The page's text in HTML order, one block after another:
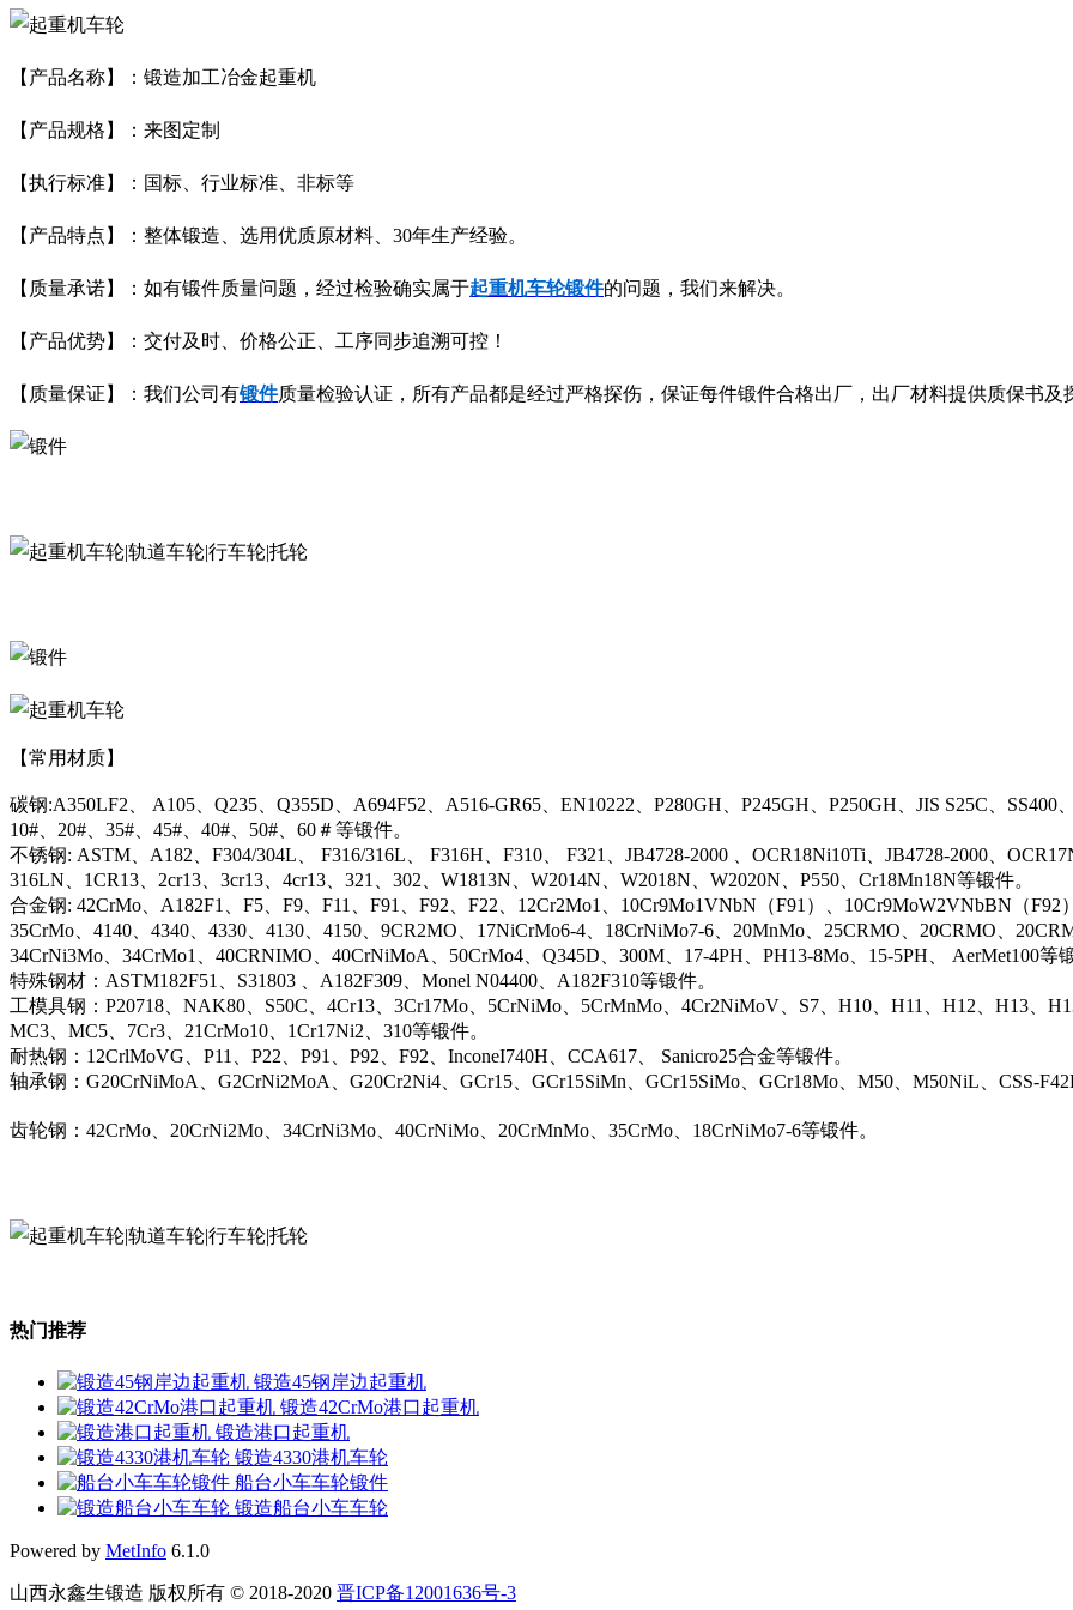
【产品名称】：锻造加工冶金起重机
【产品规格】：来图定制
【执行标准】：国标、行业标准、非标等
【产品特点】：整体锻造、选用优质原材料、30年生产经验。
【质量承诺】：如有锻件质量问题，经过检验确实属于起重机车轮锻件的问题，我们来解决。
【产品优势】：交付及时、价格公正、工序同步追溯可控！
【质量保证】：我们公司有锻件质量检验认证，所有产品都是经过严格探伤，保证每件锻件合格出厂，出厂材料提供质保书及
【常用材质】
碳钢:A350LF2、 A105、Q235、Q355D、A694F52、A516-GR65、EN10222、P280GH、P245GH、P250GH、JIS S25C、SS400
10#、20#、35#、45#、40#、50#、60＃等锻件。
不锈钢: ASTM、A182、F304/304L、 F316/316L、 F316H、F310、 F321、JB4728-2000 、OCR18Ni10Ti、JB4728-2000、
316LN、1CR13、2cr13、3cr13、4cr13、321、302、W1813N、W2014N、W2018N、W2020N、P550、Cr18Mn18N等锻件。
合金钢: 42CrMo、A182F1、F5、F9、F11、F91、F92、F22、12Cr2Mo1、10Cr9Mo1VNbN（F91）、10Cr9MoW2VNbBN（F92
35CrMo、4140、4340、4330、4130、4150、9CR2MO、17NiCrMo6-4、18CrNiMo7-6、20MnMo、25CRMO、20CRMO、
34CrNi3Mo、34CrMo1、40CRNIMO、40CrNiMoA、50CrMo4、Q345D、300M、17-4PH、PH13-8Mo、15-5PH、 AerMet100等
特殊钢材：ASTM182F51、S31803 、A182F309、Monel N04400、A182F310等锻件。
工模具钢：P20718、NAK80、S50C、4Cr13、3Cr17Mo、5CrNiMo、5CrMnMo、4Cr2NiMoV、S7、H10、H11、H12、H13、
MC3、MC5、7Cr3、21CrMo10、1Cr17Ni2、310等锻件。
耐热钢：12CrlMoVG、P11、P22、P91、P92、F92、InconeI740H、CCA617、 Sanicro25合金等锻件。
轴承钢：G20CrNiMoA、G2CrNi2MoA、G20Cr2Ni4、GCr15、GCr15SiMn、GCr15SiMo、GCr18Mo、M50、M50NiL、CSS-
齿轮钢：42CrMo、20CrNi2Mo、34CrNi3Mo、40CrNiMo、20CrMnMo、35CrMo、18CrNiMo7-6等锻件。
热门推荐
锻造45钢岸边起重机
锻造42CrMo港口起重机
锻造港口起重机
锻造4330港机车轮
船台小车车轮锻件
锻造船台小车车轮
Powered by MetInfo 6.1.0
山西永鑫生锻造 版权所有 © 2018-2020 晋ICP备12001636号-3